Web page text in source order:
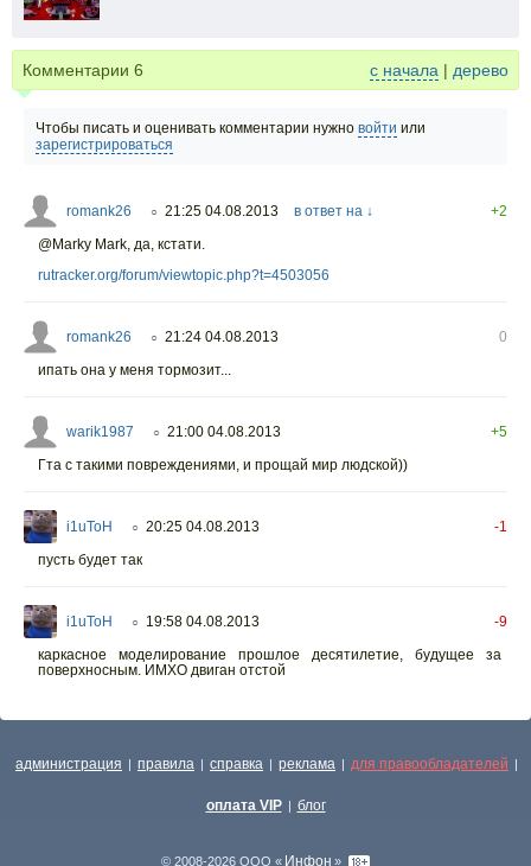
Комментарии 6 с начала | дерево
Чтобы писать и оценивать комментарии нужно войти или
зарегистрироваться
romank26 ○ 21:25 04.08.2013 в ответ на ↓
+2
@Marky Mark, да, кстати.
rutracker.org/forum/viewtopic.php?t=4503056
romank26 ○ 21:24 04.08.2013
0
ипать она у меня тормозит...
warik1987 ○ 21:00 04.08.2013
+5
Гта с такими повреждениями, и прощай мир людской))
i1uToH ○ 20:25 04.08.2013
-1
пусть будет так
i1uToH ○ 19:58 04.08.2013
-9
каркасное моделирование прошлое десятилетие, будущее за
поверхносным. ИМХО двиган отстой
администрация | правила | справка | реклама | для правообладателей |
оплата VIP | блог
© 2008-2026 ООО « Инфон »